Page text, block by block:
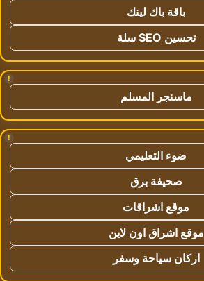
باقة باك لينك
تحسين SEO سلة
!
ماسنجر المسلم
!
ضوء التعليمي
صحيفة برق
موقع اشراقات
موقع اشراق اون لاين
اركان سياحة وسفر